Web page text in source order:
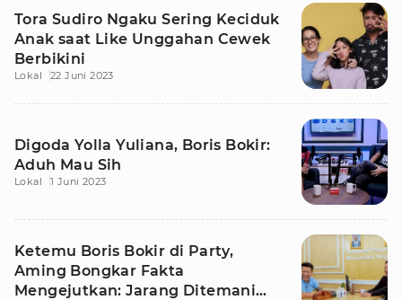
Tora Sudiro Ngaku Sering Keciduk
Anak saat Like Unggahan Cewek
Berbikini
Lokal 22 Juni 2023
Digoda Yolla Yuliana, Boris Bokir:
Aduh Mau Sih
Lokal 1 Juni 2023
Ketemu Boris Bokir di Party,
Aming Bongkar Fakta
Mengejutkan: Jarang Ditemani